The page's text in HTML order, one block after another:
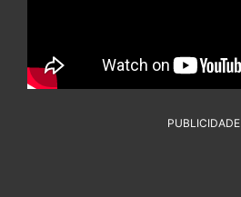
PUBLICIDADE